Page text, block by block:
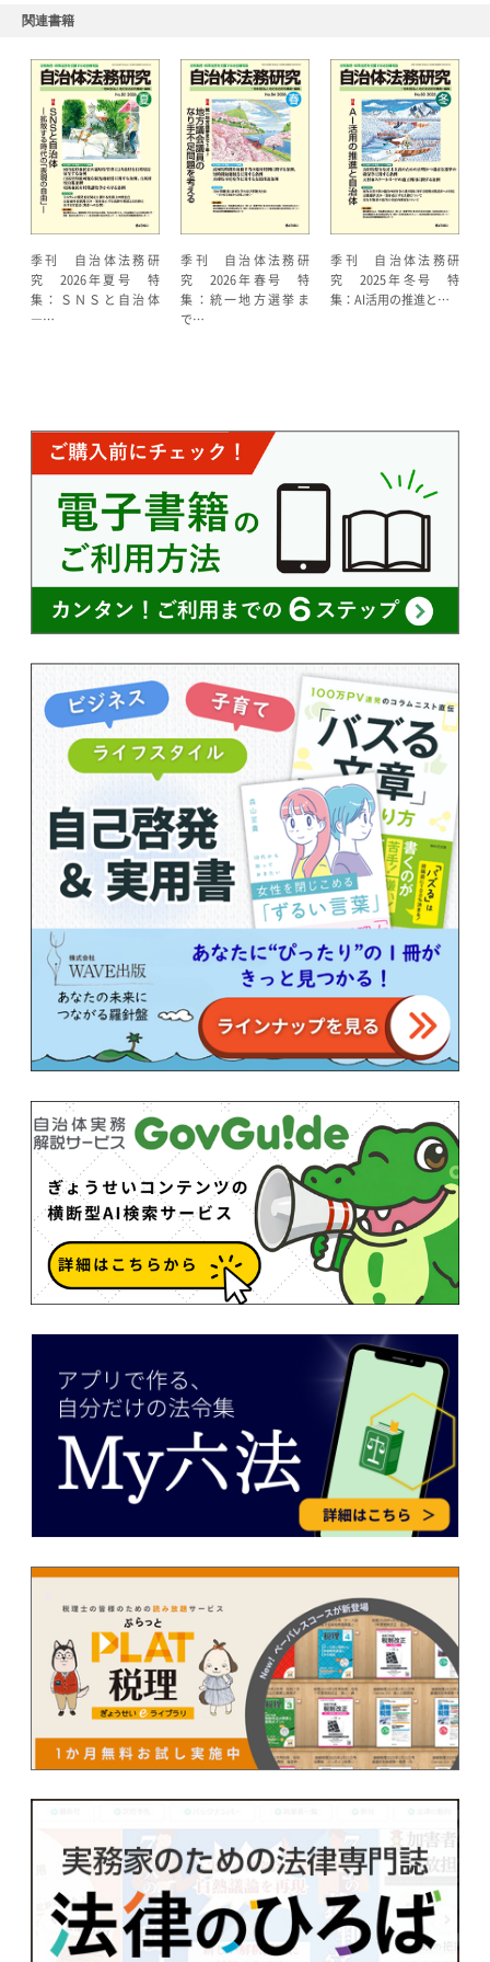
関連書籍
季刊 自治体法務研
究 2026年夏号 特
集：ＳＮＳと自治体
―…
季刊 自治体法務研
究 2026年春号 特
集：統一地方選挙ま
で…
季刊 自治体法務研
究 2025年冬号 特
集：AI活用の推進と…